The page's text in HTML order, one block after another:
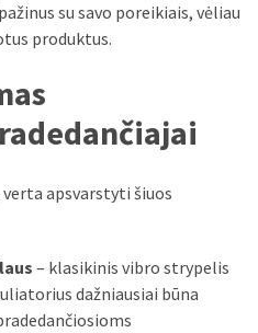
su savo poreikiais, vėliau
produktus.
apsvarstyti šiuos
– klasikinis vibro strypelis
dažniausiai būna